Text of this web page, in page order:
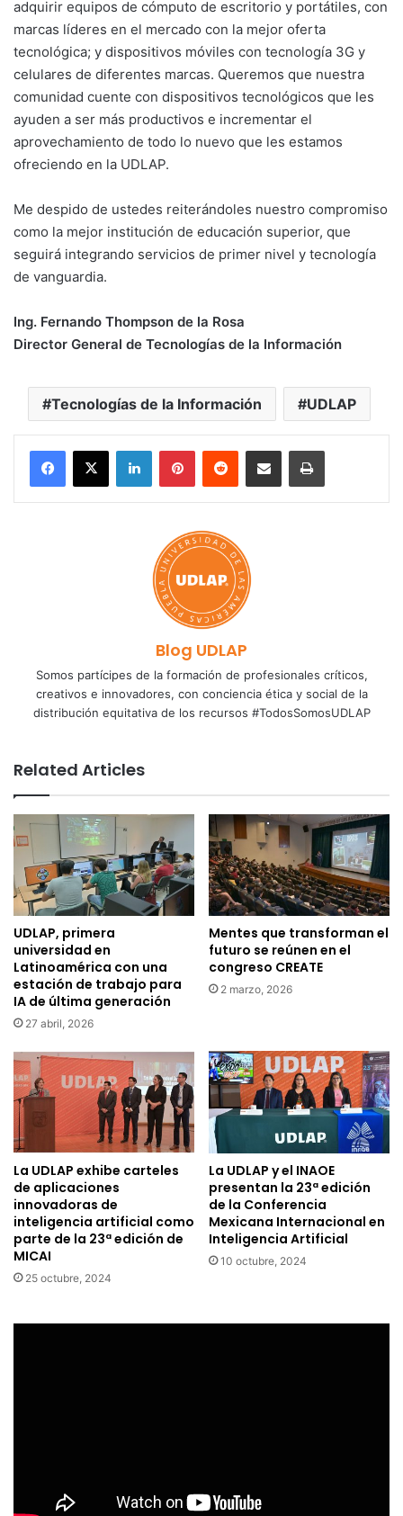
adquirir equipos de cómputo de escritorio y portátiles, con
marcas líderes en el mercado con la mejor oferta
tecnológica; y dispositivos móviles con tecnología 3G y
celulares de diferentes marcas. Queremos que nuestra
comunidad cuente con dispositivos tecnológicos que les
ayuden a ser más productivos e incrementar el
aprovechamiento de todo lo nuevo que les estamos
ofreciendo en la UDLAP.
Me despido de ustedes reiterándoles nuestro compromiso
como la mejor institución de educación superior, que
seguirá integrando servicios de primer nivel y tecnología
de vanguardia.
Ing. Fernando Thompson de la Rosa
Director General de Tecnologías de la Información
Tecnologías de la Información UDLAP
LinkedInPinterestReddit Share via Email Print
Blog UDLAP
Somos partícipes de la formación de profesionales críticos,
creativos e innovadores, con conciencia ética y social de la
distribución equitativa de los recursos #TodosSomosUDLAP
Related Articles
UDLAP, primera
universidad en
Latinoamérica con una
estación de trabajo para
IA de última generación
27 abril, 2026
Mentes que transforman el
futuro se reúnen en el
congreso CREATE
2 marzo, 2026
La UDLAP exhibe carteles
de aplicaciones
innovadoras de
inteligencia artificial como
parte de la 23ª edición de
MICAI
25 octubre, 2024
La UDLAP y el INAOE
presentan la 23ª edición
de la Conferencia
Mexicana Internacional en
Inteligencia Artificial
10 octubre, 2024